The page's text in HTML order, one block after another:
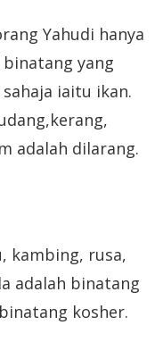
Yahudi hanya
yang
iaitu ikan.
adalah dilarang.
kambing, rusa,
adalah binatang
kosher.